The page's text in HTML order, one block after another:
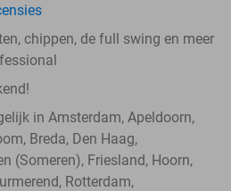
chippen, de full swing en meer
in Amsterdam, Apeldoorn,
Breda, Den Haag,
(Someren), Friesland, Hoorn,
Rotterdam,